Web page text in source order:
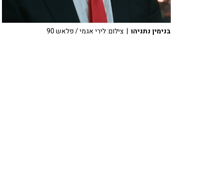
בנימין נתניהו | צילום: לירי אגמי / פלאש 90